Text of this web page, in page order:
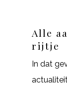
Alle
rijtje
In dat